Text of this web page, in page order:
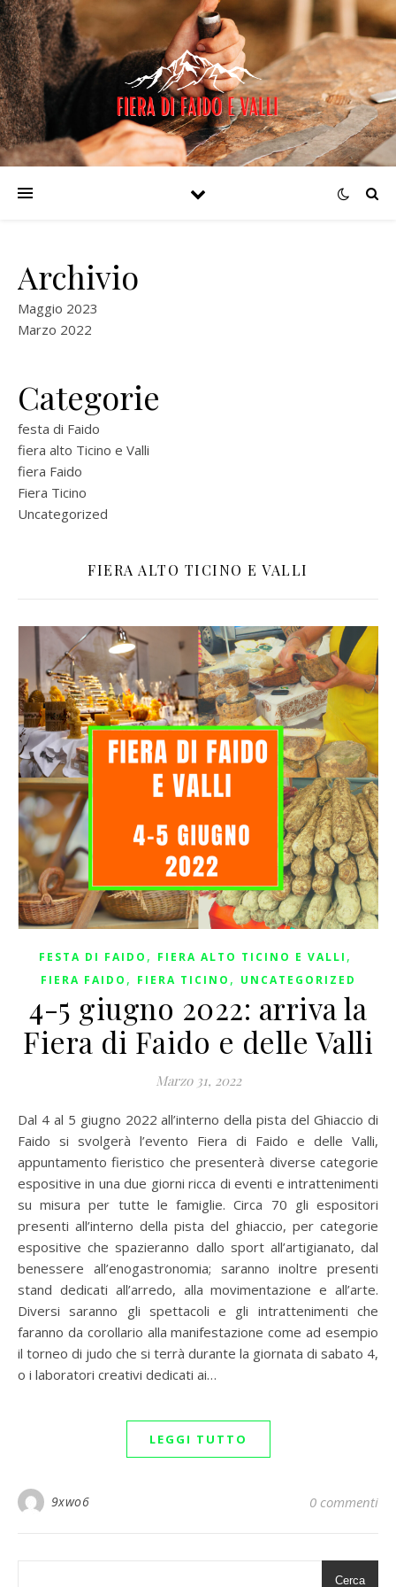
Archivio
Maggio 2023
Marzo 2022
Categorie
festa di Faido
fiera alto Ticino e Valli
fiera Faido
Fiera Ticino
Uncategorized
FIERA ALTO TICINO E VALLI
FESTA DI FAIDO , FIERA ALTO TICINO E VALLI ,
FIERA FAIDO , FIERA TICINO , UNCATEGORIZED
4-5 giugno 2022: arriva la
Fiera di Faido e delle Valli
Marzo 31, 2022
Dal 4 al 5 giugno 2022 all’interno della pista del Ghiaccio di
Faido si svolgerà l’evento Fiera di Faido e delle Valli,
appuntamento fieristico che presenterà diverse categorie
espositive in una due giorni ricca di eventi e intrattenimenti
su misura per tutte le famiglie. Circa 70 gli espositori
presenti all’interno della pista del ghiaccio, per categorie
espositive che spazieranno dallo sport all’artigianato, dal
benessere all’enogastronomia; saranno inoltre presenti
stand dedicati all’arredo, alla movimentazione e all’arte.
Diversi saranno gli spettacoli e gli intrattenimenti che
faranno da corollario alla manifestazione come ad esempio
il torneo di judo che si terrà durante la giornata di sabato 4,
o i laboratori creativi dedicati ai…
LEGGI TUTTO
9xwo6 0 commenti
Cerca